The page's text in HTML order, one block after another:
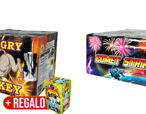
UFO ANGRY
36T
TORTA UFO
STRIKE